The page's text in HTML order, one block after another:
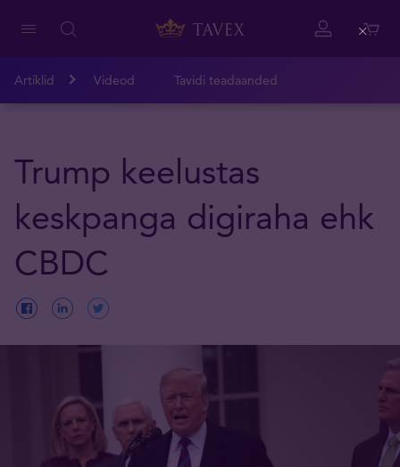
Artiklid Videod Tavidi teadaanded
Trump keelustas
keskpanga digiraha ehk
CBDC
Close